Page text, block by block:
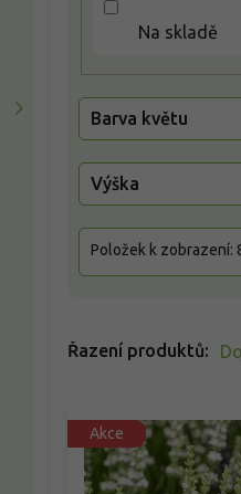
Řazení produktů
Na skladě
Barva květu
Výška
Položek k zobrazení:
Akce